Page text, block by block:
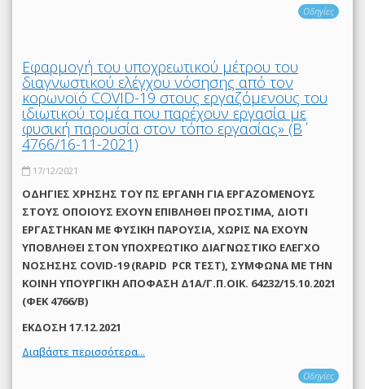
Οδηγίες
Εφαρμογή του υποχρεωτικού μέτρου του
διαγνωστικού ελέγχου νόσησης από τον
κορωνοϊό COVID-19 στους εργαζόμενους του
ιδιωτικού τομέα που παρέχουν εργασία με
φυσική παρουσία στον τόπο εργασίας» (Β΄
4766/16-11-2021)
17/12/2021
ΟΔΗΓΙΕΣ ΧΡΗΣΗΣ ΤΟΥ ΠΣ ΕΡΓΑΝΗ ΓΙΑ ΕΡΓΑΖΟΜΕΝΟΥΣ
ΣΤΟΥΣ ΟΠΟΙΟΥΣ ΕΧΟΥΝ ΕΠΙΒΛΗΘΕΙ ΠΡΟΣΤΙΜΑ, ΔΙΟΤΙ
ΕΡΓΑΣΤΗΚΑΝ ΜΕ ΦΥΣΙΚΗ ΠΑΡΟΥΣΙΑ, ΧΩΡΙΣ ΝΑ ΕΧΟΥΝ
ΥΠΟΒΛΗΘΕΙ ΣΤΟΝ ΥΠΟΧΡΕΩΤΙΚΟ ΔΙΑΓΝΩΣΤΙΚΟ ΕΛΕΓΧΟ
ΝΟΣΗΣΗΣ COVID-19 (RAPID PCR ΤΕΣΤ), ΣΥΜΦΩΝΑ ΜΕ THN
ΚΟΙΝΗ ΥΠΟΥΡΓΙΚΗ ΑΠΟΦΑΣΗ Δ1Α/Γ.Π.ΟΙΚ. 64232/15.10.2021
(ΦΕΚ 4766/Β)
ΕΚΔΟΣΗ 17.12.2021
Διαβάστε περισσότερα...
Οδηγίες